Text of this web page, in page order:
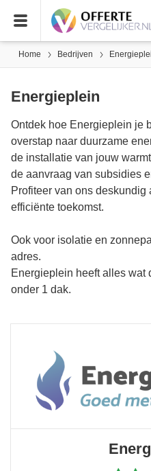
Home Bedrijven
Energieplein
Ontdek hoe Energieplein je
overstap naar duurzame
de installatie van jouw
de aanvraag van subsidies
Profiteer van ons
efficiënte toekomst.
Ook voor isolatie en
adres.
Energieplein heeft alles wat
onder 1 dak.